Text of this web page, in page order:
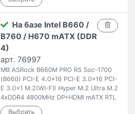
На базе Intel B660 /
B760 / H670 mATX (DDR
4)
арт. 76997
MB ASRock B660M PRO RS Soc-1700
(B660) PCI-E 4.0x16 PCI-E 3.0x16 PCI-
E 3.0x1 M.2(WI-FI) Hyper M.2 Ultra M.2
4xDDR4 4800MHz DP+HDMI mATX RTL